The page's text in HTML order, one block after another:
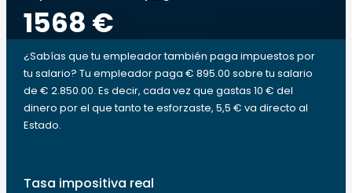
1568 €
¿Sabías que tu empleador también paga impuestos por
tu salario? Tu empleador paga € 895.00 sobre tu salario
de € 2.850.00. Es decir, cada vez que gastas 10 € del
dinero por el que tanto te esforzaste, 5,5 € va directo al
Estado.
Tasa impositiva real